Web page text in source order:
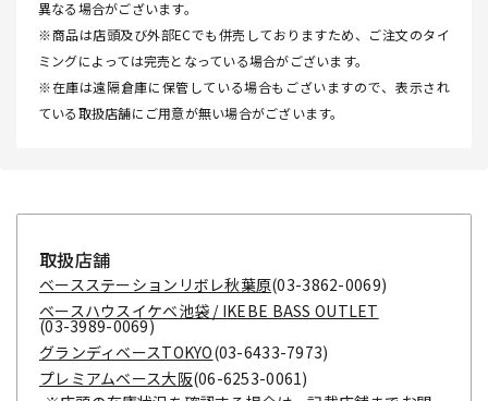
異なる場合がございます。
※商品は店頭及び外部ECでも併売しておりますため、ご注文のタイ
ミングによっては完売となっている場合がございます。
※在庫は遠隔倉庫に保管している場合もございますので、表示され
ている取扱店舗にご用意が無い場合がございます。
取扱店舗
ベースステーションリボレ秋葉原(03-3862-0069)
ベースハウスイケベ池袋 / IKEBE BASS OUTLET
(03-3989-0069)
グランディベースTOKYO(03-6433-7973)
プレミアムベース大阪(06-6253-0061)